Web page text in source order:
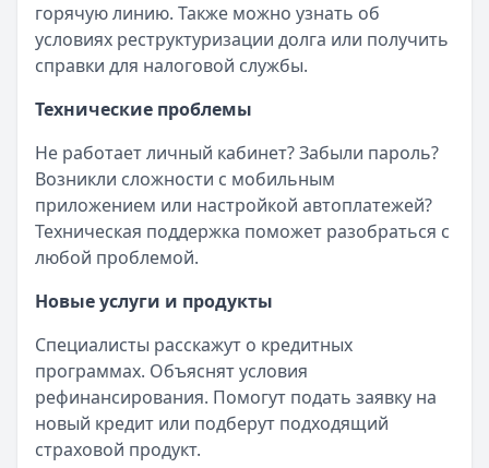
горячую линию. Также можно узнать об
условиях реструктуризации долга или получить
справки для налоговой службы.
Технические проблемы
Не работает личный кабинет? Забыли пароль?
Возникли сложности с мобильным
приложением или настройкой автоплатежей?
Техническая поддержка поможет разобраться с
любой проблемой.
Новые услуги и продукты
Специалисты расскажут о кредитных
программах. Объяснят условия
рефинансирования. Помогут подать заявку на
новый кредит или подберут подходящий
страховой продукт.